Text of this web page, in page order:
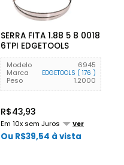
SERRA FITA 1.88 5 8 0018
6TPI EDGETOOLS
Modelo
6945
Marca
EDGETOOLS ( 176 )
Peso 1.2000
R$43,93
Em 10x sem Juros Ver
Ou R$39,54 à vista